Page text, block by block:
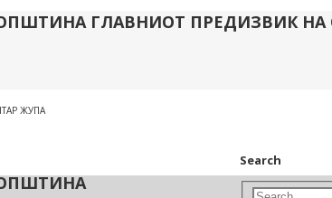
ОПШТИНА ГЛАВНИОТ ПРЕДИЗВИК
ЖУПА
ОПШТИНА
Search